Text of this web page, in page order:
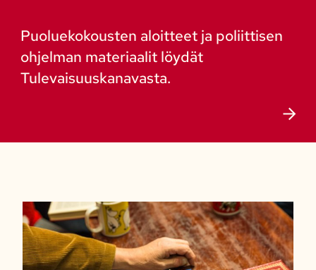
Puoluekokousten aloitteet ja poliittisen
ohjelman materiaalit löydät
Tulevaisuuskanavasta.